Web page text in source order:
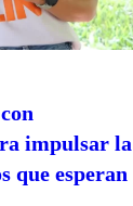
impulsar la
que esperan